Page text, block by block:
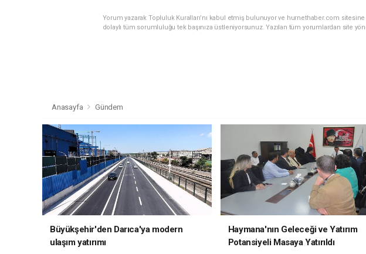
Yorum yazarak Topluluk Kuralları’nı kabul etmiş bulunuyor ve hurnethaber.com sitesine
dolaylı tüm sorumluluğu tek başınıza üstleniyorsunuz. Yazılan tüm yorumlardan site
Anasayfa Gündem
Büyükşehir'den Darıca'ya modern
ulaşım yatırımı
Haymana'nın Geleceği ve Yatırım
Potansiyeli Masaya Yatırıldı